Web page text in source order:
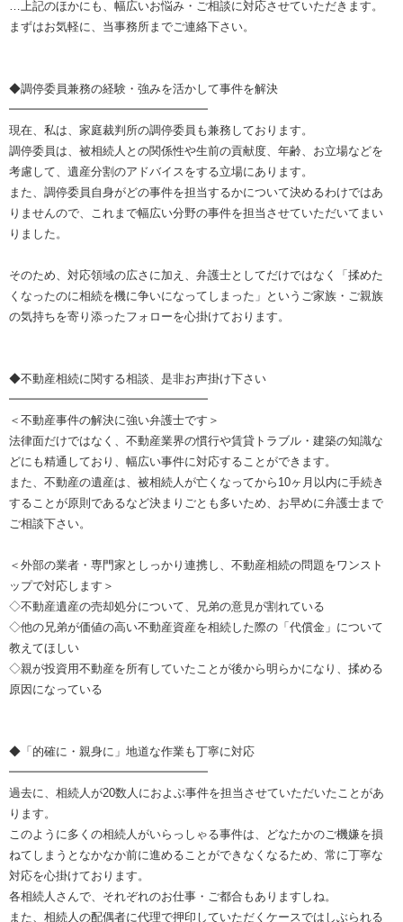
…上記のほかにも、幅広いお悩み・ご相談に対応させていただきます。
まずはお気軽に、当事務所までご連絡下さい。
◆調停委員兼務の経験・強みを活かして事件を解決
━━━━━━━━━━━━━━━━━
現在、私は、家庭裁判所の調停委員も兼務しております。
調停委員は、被相続人との関係性や生前の貢献度、年齢、お立場などを
考慮して、遺産分割のアドバイスをする立場にあります。
また、調停委員自身がどの事件を担当するかについて決めるわけではあ
りませんので、これまで幅広い分野の事件を担当させていただいてまい
りました。
そのため、対応領域の広さに加え、弁護士としてだけではなく「揉めた
くなったのに相続を機に争いになってしまった」というご家族・ご親族
の気持ちを寄り添ったフォローを心掛けております。
◆不動産相続に関する相談、是非お声掛け下さい
━━━━━━━━━━━━━━━━━
＜不動産事件の解決に強い弁護士です＞
法律面だけではなく、不動産業界の慣行や賃貸トラブル・建築の知識な
どにも精通しており、幅広い事件に対応することができます。
また、不動産の遺産は、被相続人が亡くなってから10ヶ月以内に手続き
することが原則であるなど決まりごとも多いため、お早めに弁護士まで
ご相談下さい。
＜外部の業者・専門家としっかり連携し、不動産相続の問題をワンスト
ップで対応します＞
◇不動産遺産の売却処分について、兄弟の意見が割れている
◇他の兄弟が価値の高い不動産資産を相続した際の「代償金」について
教えてほしい
◇親が投資用不動産を所有していたことが後から明らかになり、揉める
原因になっている
◆「的確に・親身に」地道な作業も丁寧に対応
━━━━━━━━━━━━━━━━━
過去に、相続人が20数人におよぶ事件を担当させていただいたことがあ
ります。
このように多くの相続人がいらっしゃる事件は、どなたかのご機嫌を損
ねてしまうとなかなか前に進めることができなくなるため、常に丁寧な
対応を心掛けております。
各相続人さんで、それぞれのお仕事・ご都合もありますしね。
また、相続人の配偶者に代理で押印していただくケースではしぶられる